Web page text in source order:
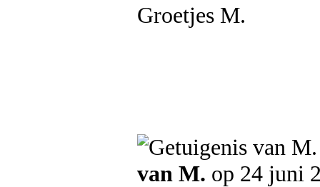
Groetjes M.
van M. op 24 juni